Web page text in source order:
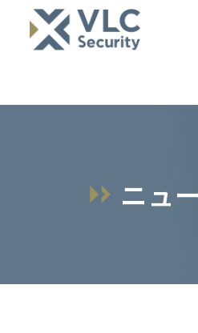
ニュ